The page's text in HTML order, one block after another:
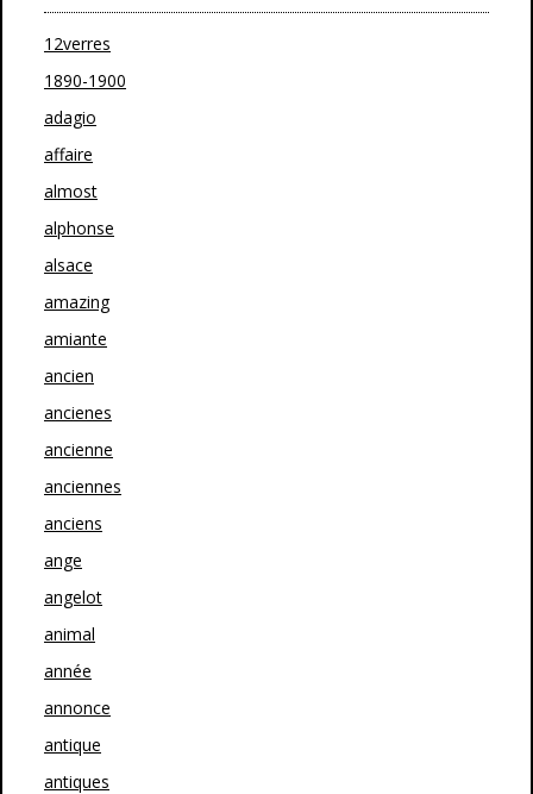
12verres
1890-1900
adagio
affaire
almost
alphonse
alsace
amazing
amiante
ancien
ancienes
ancienne
anciennes
anciens
ange
angelot
animal
année
annonce
antique
antiques